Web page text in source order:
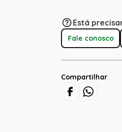
Está
Fale conosco
Compartilhar